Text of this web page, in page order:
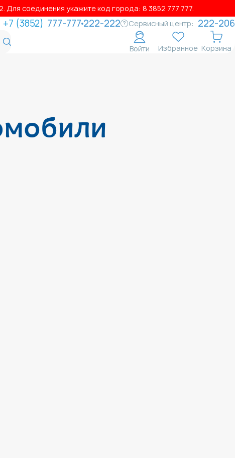
соединения укажите код города: 8 3852 777 777.
+7 (3852) 777-777 222-222 Сервисный центр: 222-206
Войти Избранное Корзина